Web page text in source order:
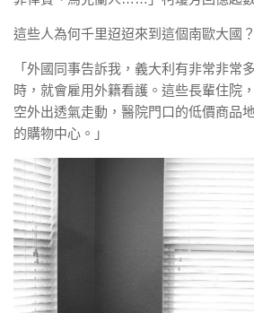
這些人為何千里迢迢來到這個南歐大國？
「外國同事告訴我，義大利有非常非常
時，就會雇用外籍看護。這些長輩住院
空外出透氣走動，醫院門口的低價商品
的購物中心。」